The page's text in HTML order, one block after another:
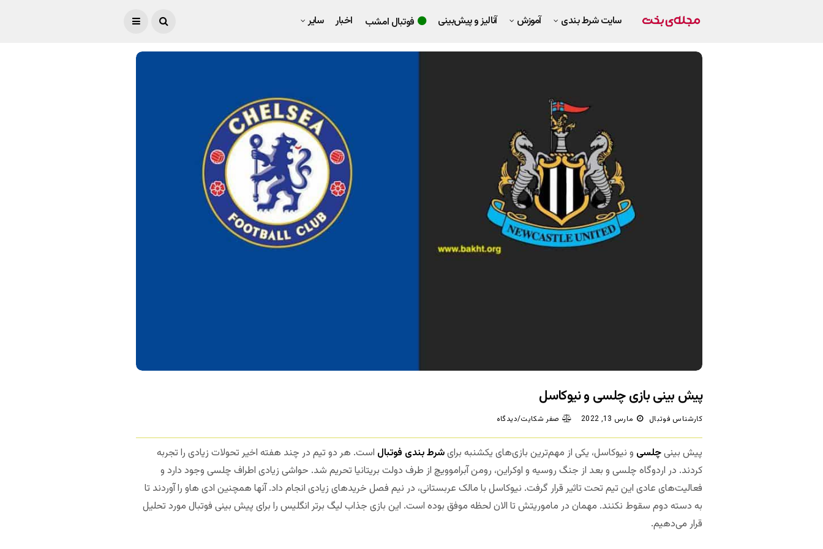
سایت شرط بندی آموزش آنالیز و پیش‌بینی فوتبال امشب اخبار سایر
پیش بینی بازی چلسی و نیوکاسل
کارشناس فوتبال مارس 13, 2022 صفر شکایت/دیدگاه
پیش بینیچلسی و نیوکاسل، یکی از مهم‌ترین بازی‌های یکشنبه برایشرط بندی فوتبال است. هر دو تیم در چند هفته اخیر تحولات زیادی را تجربه
کردند. در اردوگاه چلسی و بعد از جنگ روسیه و اوکراین، رومن آبراموویچ از طرف دولت بریتانیا تحریم شد. حواشی زیادی اطراف چلسی وجود دارد و
فعالیت‌های عادی این تیم تحت تاثیر قرار گرفت. نیوکاسل با مالک عربستانی، در نیم فصل خریدهای زیادی انجام داد. آنها همچنین ادی هاو را آوردند تا
به دسته دوم سقوط نکنند. مهمان در ماموریتش تا الان لحظه موفق بوده است. این بازی جذاب لیگ برتر انگلیس را برای پیش بینی فوتبال مورد تحلیل
قرار می‌دهیم.